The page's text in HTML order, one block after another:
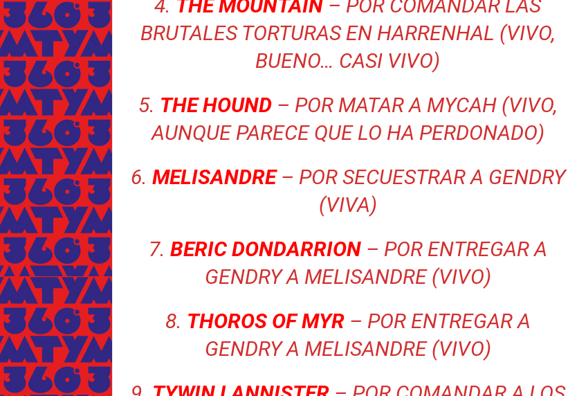
4. THE MOUNTAIN – POR COMANDAR LAS
BRUTALES TORTURAS EN HARRENHAL (VIVO,
BUENO… CASI VIVO)
5. THE HOUND– POR MATAR A MYCAH (VIVO,
AUNQUE PARECE QUE LO HA PERDONADO)
6. MELISANDRE– POR SECUESTRAR A GENDRY
(VIVA)
7. BERIC DONDARRION– POR ENTREGAR A
GENDRY A MELISANDRE (VIVO)
8. THOROS OF MYR – POR ENTREGAR A
GENDRY A MELISANDRE (VIVO)